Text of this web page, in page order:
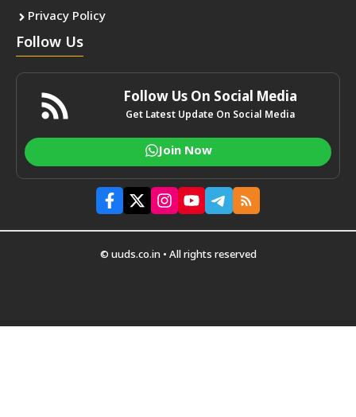
Privacy Policy
Follow Us
Follow Us On Social Media
Get Latest Update On Social Media
Join Now
© uuds.co.in • All rights reserved